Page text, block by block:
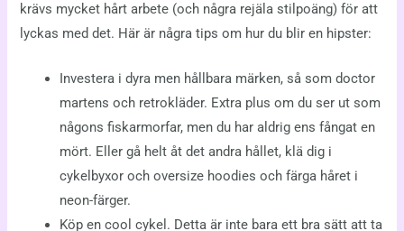
krävs mycket hårt arbete (och några rejäla stilpoäng) för att
lyckas med det. Här är några tips om hur du blir en hipster:
Investera i dyra men hållbara märken, så som doctor
martens och retrokläder. Extra plus om du ser ut som
någons fiskarmorfar, men du har aldrig ens fångat en
mört. Eller gå helt åt det andra hållet, klä dig i
cykelbyxor och oversize hoodies och färga håret i
neon-färger.
Köp en cool cykel. Detta är inte bara ett bra sätt att ta